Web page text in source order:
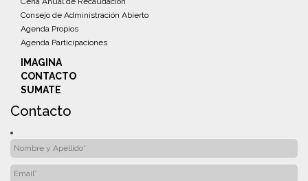
Consejo de Administración Abierto
Agenda Propios
Agenda Participaciones
IMAGINA
CONTACTO
SUMATE
Contacto